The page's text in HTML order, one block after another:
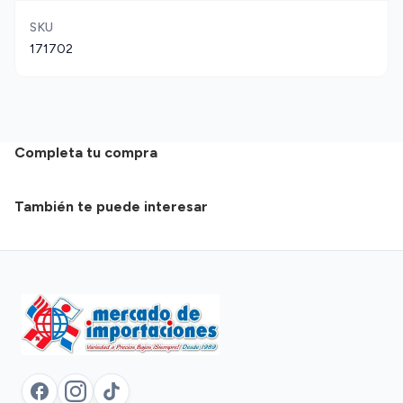
SKU
171702
Completa tu compra
También te puede interesar
facebook